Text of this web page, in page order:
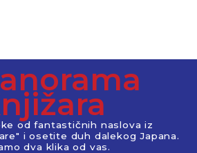
od fantastičnih naslova iz
i osetite duh dalekog Japana.
dva klika od vas.